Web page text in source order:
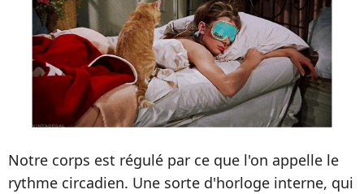
Notre corps est régulé par ce que l'on appelle le
rythme circadien. Une sorte d'horloge interne, qui